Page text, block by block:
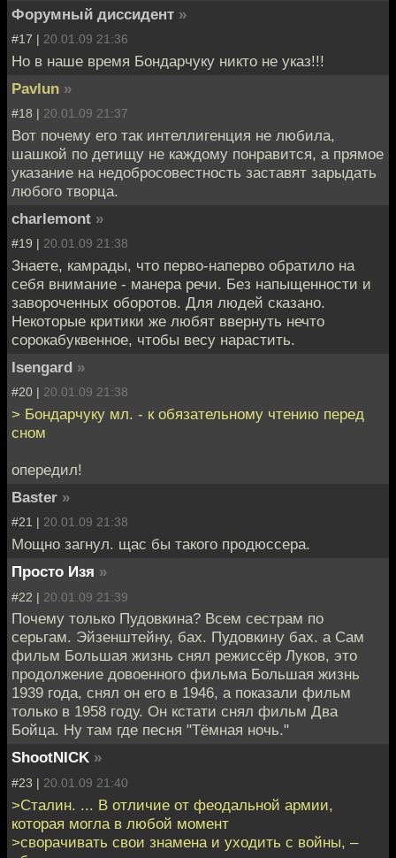
Форумный диссидент »
#17 | 20.01.09 21:36
Но в наше время Бондарчуку никто не указ!!!
Pavlun »
#18 | 20.01.09 21:37
Вот почему его так интеллигенция не любила,
шашкой по детищу не каждому понравится, а прямое
указание на недобросовестность заставят зарыдать
любого творца.
charlemont »
#19 | 20.01.09 21:38
Знаете, камрады, что перво-наперво обратило на
себя внимание - манера речи. Без напыщенности и
завороченных оборотов. Для людей сказано.
Некоторые критики же любят ввернуть нечто
сорокабуквенное, чтобы весу нарастить.
Isengard »
#20 | 20.01.09 21:38
> Бондарчуку мл. - к обязательному чтению перед
сном
опередил!
Baster »
#21 | 20.01.09 21:38
Мощно загнул. щас бы такого продюссера.
Просто Изя »
#22 | 20.01.09 21:39
Почему только Пудовкина? Всем сестрам по
серьгам. Эйзенштейну, бах. Пудовкину бах. а Сам
фильм Большая жизнь снял режиссёр Луков, это
продолжение довоенного фильма Большая жизнь
1939 года, снял он его в 1946, а показали фильм
только в 1958 году. Он кстати снял фильм Два
Бойца. Ну там где песня "Тёмная ночь."
ShootNICK »
#23 | 20.01.09 21:40
>Сталин. ... В отличие от феодальной армии,
которая могла в любой момент
>сворачивать свои знамена и уходить с войны, –